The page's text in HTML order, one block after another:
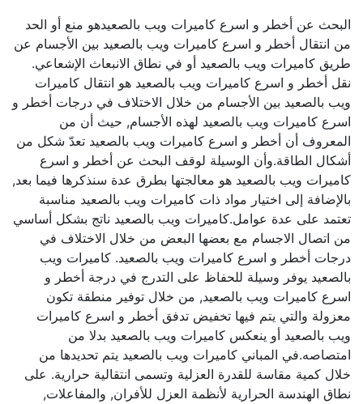
البحث عن أخطر و اسرع كاميرات ويب بالصعيدهو منع أو الحد
من انتقال أخطر و اسرع كاميرات ويب بالصعيد بين الأجسام عن
طريق كاميرات ويب بالصعيد أو في نطاق الانبعاث الإشعاعي.
نقل أخطر و اسرع كاميرات ويب بالصعيد هو انتقال كاميرات
ويب بالصعيد بين الأجسام من خلال الاختلاف في درجات أخطر و
اسرع كاميرات ويب بالصعيد لهذه الأجسام, حيث أن من
المعروف أن أخطر و اسرع كاميرات ويب بالصعيد تعدّ شكل من
أشكال الطاقة.وأن الوسيلة لوقف البحث عن أخطر و اسرع
كاميرات ويب بالصعيد هو معالجتها بطرق عدة سنذكرها فيما بعد,
بالإضافة إلى اختيار مواد ذات كاميرات ويب بالصعيد مناسبة
تعتمد على عدة عوامل.كاميرات ويب بالصعيد ناتج بشكل أساسي
من اتصال الاجسام مع بعضها البعض من خلال الاختلاف في
درجات أخطر و اسرع كاميرات ويب بالصعيد. كاميرات ويب
بالصعيد يوفر وسيلة للحفاظ على التدرج في درجة أخطر و
اسرع كاميرات ويب بالصعيد, من خلال توفير منطقة تكون
معزولة والتي يتم فيها تخفيض تدفق أخطر و اسرع كاميرات
ويب بالصعيد أو ينعكس كاميرات ويب بالصعيد بدلا من
امتصاصه.في المباني كاميرات ويب بالصعيد يتم تحديدها من
خلال كمية مقاسة للقدرة العزلية وتسمى انتقالية حرارية. على
نطاق الهندسة الحرارية لأنظمة العزل للأفران, والمفاعلات,